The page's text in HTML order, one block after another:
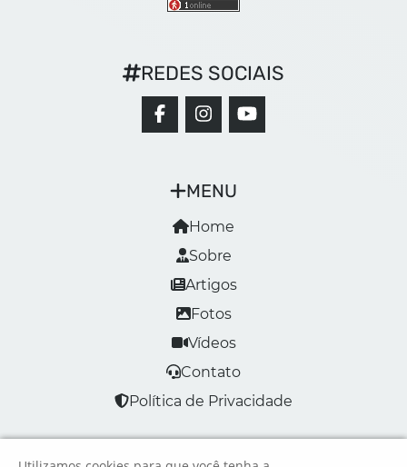
MENU
Home
Sobre
Artigos
Fotos
Vídeos
Contato
Política de Privacidade
REDES SOCIAIS